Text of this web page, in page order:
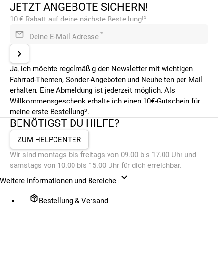
JETZT ANGEBOTE SICHERN!
10 € Rabatt auf deine nächste Bestellung!³
Deine E-Mail Adresse *
Ja, ich möchte regelmäßig den Newsletter mit wichtigen
Fahrrad-Themen, Sonder-Angeboten und Neuheiten per Mail
erhalten. Eine Abmeldung ist jederzeit möglich. Als
Willkommensgeschenk erhalte ich einen 10€-Gutschein für
meine erste Bestellung³.
BENÖTIGST DU HILFE?
ZUM HELPCENTER
Wir sind montags bis freitags von 09.00 bis 17.00 Uhr und
samstags von 10.00 bis 15.00 Uhr für dich erreichbar.
Weitere Informationen und Bereiche
Bestellung & Versand